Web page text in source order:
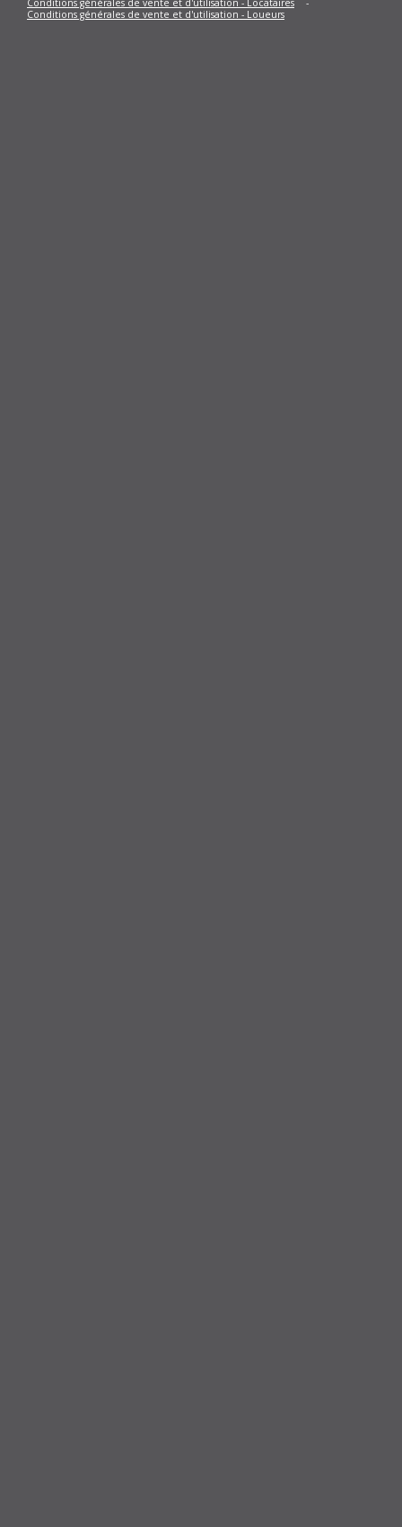
Conditions générales de vente et d'utilisation - Locataires
-
Conditions générales de vente et d'utilisation - Loueurs